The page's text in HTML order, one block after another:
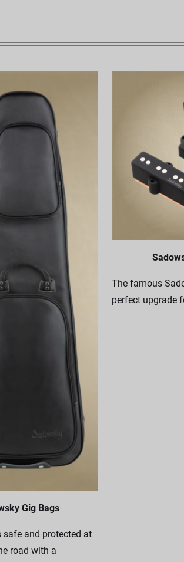
Gig Bags
safe and protected at
road with a
The famous
perfect upgrade